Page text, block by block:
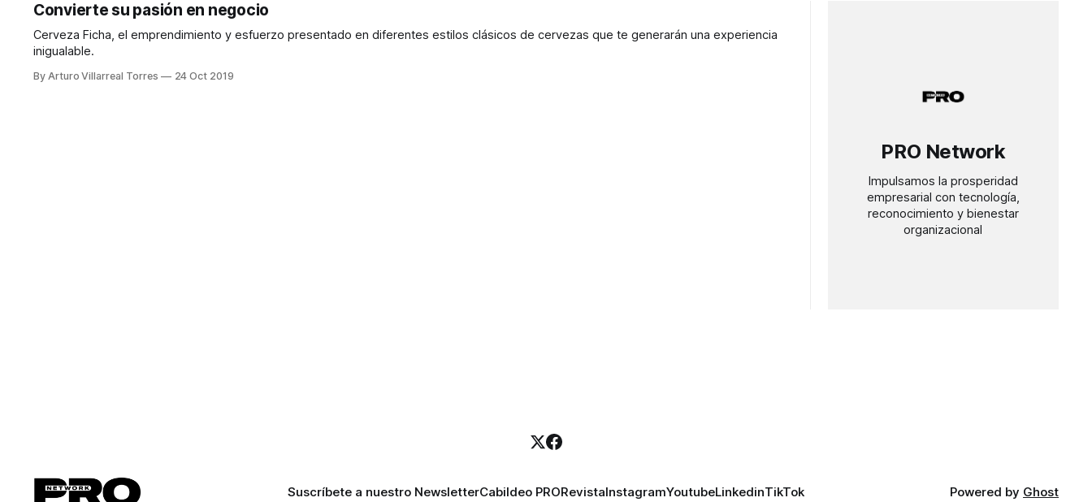
Convierte su pasión en negocio
Cerveza Ficha, el emprendimiento y esfuerzo presentado en diferentes estilos clásicos de cervezas que te generarán una experiencia
inigualable.
By Arturo Villarreal Torres 24 Oct 2019
PRO Network
Impulsamos la prosperidad
empresarial con tecnología,
reconocimiento y bienestar
organizacional
Suscríbete a nuestro NewsletterCabildeo PRORevistaInstagramYoutubeLinkedinTikTok Powered by Ghost